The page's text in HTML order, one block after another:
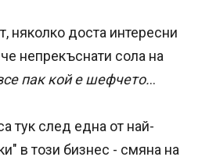
няколко доста интересни
непрекъснати сола на
пак кой е шефчето...
тук след една от най-
в този бизнес - смяна на